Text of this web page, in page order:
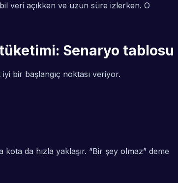
veri açıkken ve uzun süre izlerken. O
Senaryo tablosu
bir başlangıç noktası veriyor.
da hızla yaklaşır. “Bir şey olmaz” deme